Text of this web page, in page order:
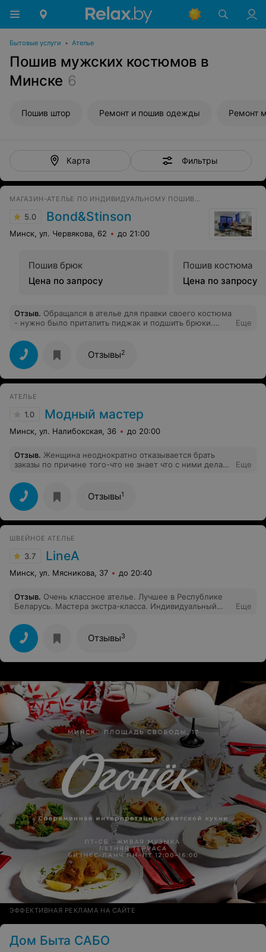
Бытовые услуги • Ателье
Пошив мужских костюмов в
Минске 6
Пошив штор Ремонт и пошив одежды Ремонт
Карта Фильтры
МАГАЗИН-АТЕЛЬЕ ПО ИНДИВИДУАЛЬНОМУ ПОШИВУ МУЖСКОЙ И ЖЕНСКОЙ ОДЕЖДЫ
5.0 Bond&Stinson
Минск, ул. Червякова, 62 до 21:00
Пошив брюк
Цена по запросу
Пошив костюма
Цена по запросу
Отзыв. Обращался в ателье для правки своего костюма
- нужно было приталить пиджак и подшить брюки.
отношение к клиенту. По просьбе бесплатно дали
чехол для костюма.
Еще
Отзывы2
АТЕЛЬЕ
1.0 Модный мастер
Минск, ул. Налибокская, 36 до 20:00
Отзыв. Женщина неоднократно отказывается брать
заказы по причине того-что не знает что с ними делать
говорит что никто не возьмется. В тот же день в
другом ателье взяли без проблем. Может она не
профпригодна?
Еще
Отзывы1
ШВЕЙНОЕ АТЕЛЬЕ
3.7 LineA
Минск, ул. Мясникова, 37 до 20:40
Отзыв. Очень классное ателье. Лучшее в Республике
Беларусь. Мастера экстра-класса. Индивидуальный
вы нигде не найдете.
Еще
Отзывы3
ЭФФЕКТИВНАЯ РЕКЛАМА НА САЙТЕ
Дом Быта САБО